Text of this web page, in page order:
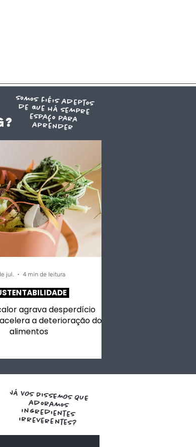
somos fiéis adeptos
de que há sempre
espaço para
aprender
agrava desperdício
a deterioração dos
alimentos
jul. 4 min de leitura
JÁ VOS DISSEMOS QUE
adoramos
ingredientes
irreverentes?